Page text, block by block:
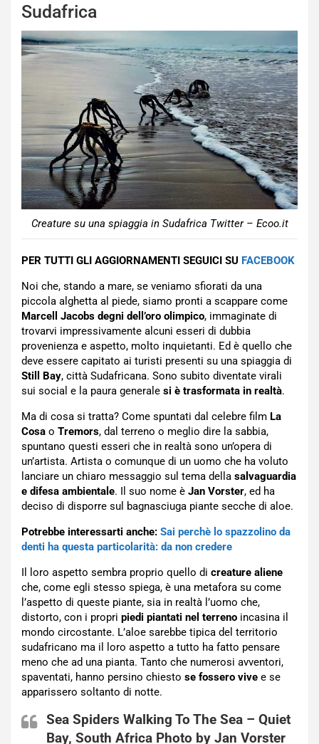
Sudafrica
Creature su una spiaggia in Sudafrica Twitter – Ecoo.it
PER TUTTI GLI AGGIORNAMENTI SEGUICI SU FACEBOOK
Noi che, stando a mare, se veniamo sfiorati da una
piccola alghetta al piede, siamo pronti a scappare come
Marcell Jacobs degni dell’oro olimpico, immaginate di
trovarvi impressivamente alcuni esseri di dubbia
provenienza e aspetto, molto inquietanti. Ed è quello che
deve essere capitato ai turisti presenti su una spiaggia di
Still Bay, città Sudafricana. Sono subito diventate virali
sui social e la paura generale si è trasformata in realtà.
Ma di cosa si tratta? Come spuntati dal celebre film La
Cosa o Tremors, dal terreno o meglio dire la sabbia,
spuntano questi esseri che in realtà sono un’opera di
un’artista. Artista o comunque di un uomo che ha voluto
lanciare un chiaro messaggio sul tema della salvaguardia
e difesa ambientale. Il suo nome è Jan Vorster, ed ha
deciso di disporre sul bagnasciuga piante secche di aloe.
Potrebbe interessarti anche: Sai perchè lo spazzolino da
denti ha questa particolarità: da non credere
Il loro aspetto sembra proprio quello di creature aliene
che, come egli stesso spiega, è una metafora su come
l’aspetto di queste piante, sia in realtà l’uomo che,
distorto, con i propri piedi piantati nel terreno incasina il
mondo circostante. L’aloe sarebbe tipica del territorio
sudafricano ma il loro aspetto a tutto ha fatto pensare
meno che ad una pianta. Tanto che numerosi avventori,
spaventati, hanno persino chiesto se fossero vive e se
apparissero soltanto di notte.
Sea Spiders Walking To The Sea – Quiet
Bay, South Africa Photo by Jan Vorster